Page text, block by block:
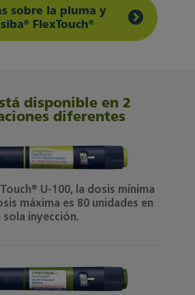
sobre la pluma y
® FlexTouch®
disponible en 2
diferentes
®
U-100, la dosis mínima
máxima es 80 unidades en
sola inyección.